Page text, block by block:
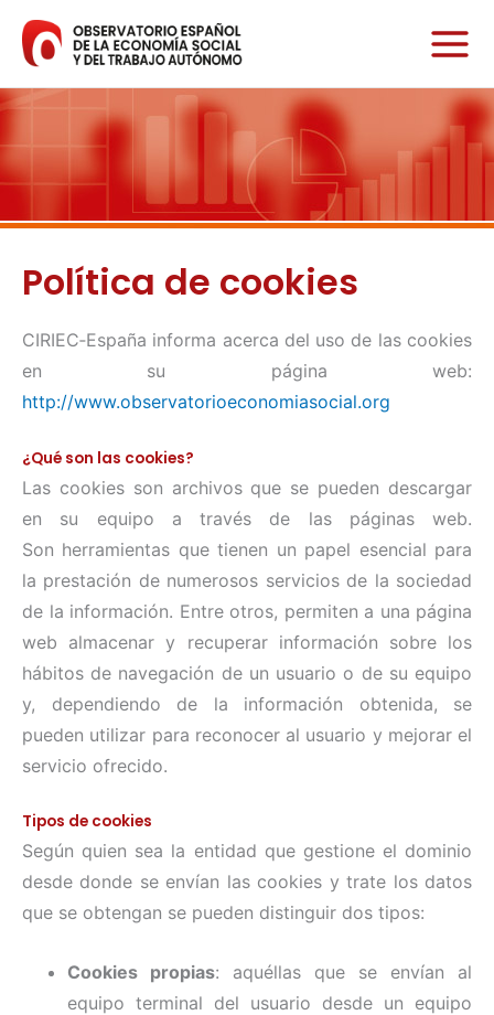
contenido
Política de cookies
CIRIEC‐España informa acerca del uso de las cookies
en su página web:
http://www.observatorioeconomiasocial.org
¿Qué son las cookies?
Las cookies son archivos que se pueden descargar
en su equipo a través de las páginas web.
Son herramientas que tienen un papel esencial para
la prestación de numerosos servicios de la sociedad
de la información. Entre otros, permiten a una página
web almacenar y recuperar información sobre los
hábitos de navegación de un usuario o de su equipo
y, dependiendo de la información obtenida, se
pueden utilizar para reconocer al usuario y mejorar el
servicio ofrecido.
Tipos de cookies
Según quien sea la entidad que gestione el dominio
desde donde se envían las cookies y trate los datos
que se obtengan se pueden distinguir dos tipos:
Cookies propias: aquéllas que se envían al
equipo terminal del usuario desde un equipo